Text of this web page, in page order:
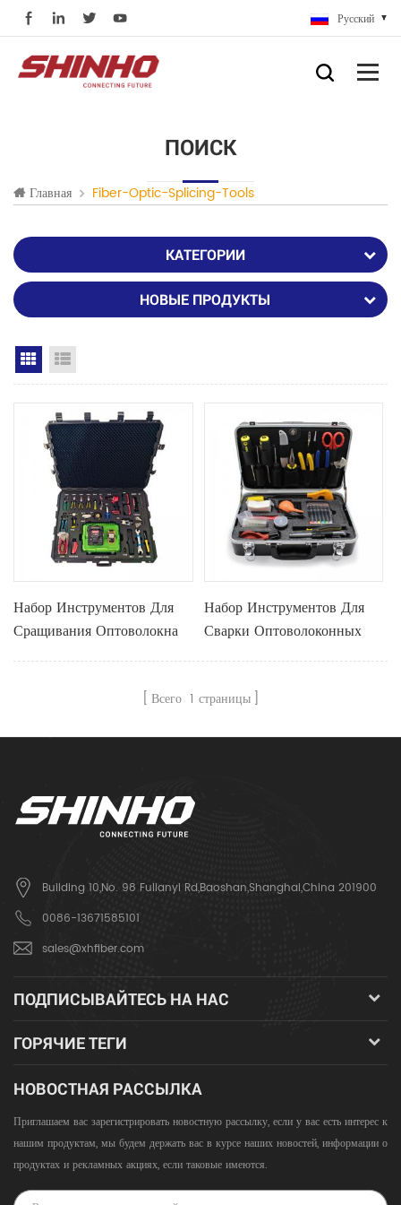
Русский
ПОИСК
Главная Fiber-Optic-Splicing-Tools
КАТЕГОРИИ
НОВЫЕ ПРОДУКТЫ
Grid View
Набор Инструментов Для
Сращивания Оптоволокна
X20a
Набор Инструментов Для
Сварки Оптоволоконных
Кабелей X-20A
Всего 1 страницы
Building 10,No. 98 Fulianyi Rd,Baoshan,Shanghai,China 201900
0086-13671585101
sales@xhfiber.com
ПОДПИСЫВАЙТЕСЬ НА НАС
ГОРЯЧИЕ ТЕГИ
НОВОСТНАЯ РАССЫЛКА
Приглашаем вас зарегистрировать новостную рассылку, если у вас есть интерес к
нашим продуктам, мы будем держать вас в курсе наших новостей, информации о
продуктах и ​​рекламных акциях, если таковые имеются.